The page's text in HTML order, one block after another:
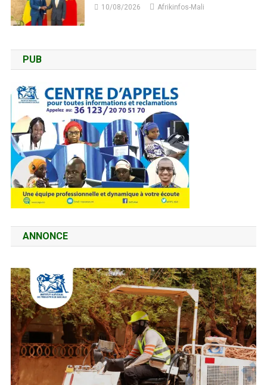
10/08/2026 Afrikinfos-Mali
PUB
ANNONCE